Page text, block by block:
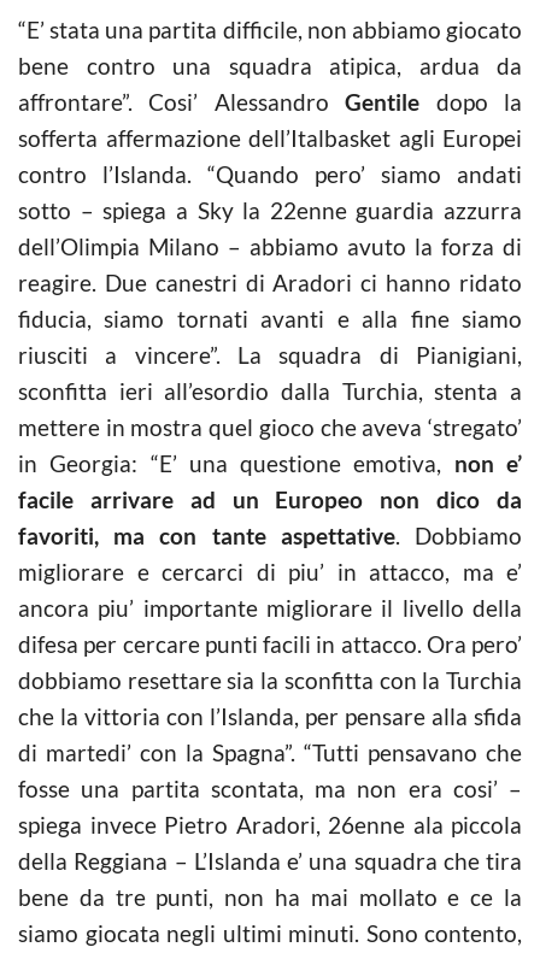
“E’ stata una partita difficile, non abbiamo giocato
bene contro una squadra atipica, ardua da
affrontare”. Cosi’ AlessandroGentile dopo la
sofferta affermazione dell’Italbasket agli Europei
contro l’Islanda. “Quando pero’ siamo andati
sotto – spiega a Sky la 22enne guardia azzurra
dell’Olimpia Milano – abbiamo avuto la forza di
reagire. Due canestri di Aradori ci hanno ridato
fiducia, siamo tornati avanti e alla fine siamo
riusciti a vincere”. La squadra di Pianigiani,
sconfitta ieri all’esordio dalla Turchia, stenta a
mettere in mostra quel gioco che aveva ‘stregato’
in Georgia: “E’ una questione emotiva, non e’
facile arrivare ad un Europeo non dico da
favoriti, ma con tante aspettative. Dobbiamo
migliorare e cercarci di piu’ in attacco, ma e’
ancora piu’ importante migliorare il livello della
difesa per cercare punti facili in attacco. Ora pero’
dobbiamo resettare sia la sconfitta con la Turchia
che la vittoria con l’Islanda, per pensare alla sfida
di martedi’ con la Spagna”. “Tutti pensavano che
fosse una partita scontata, ma non era cosi’ –
spiega invece Pietro Aradori, 26enne ala piccola
della Reggiana – L’Islanda e’ una squadra che tira
bene da tre punti, non ha mai mollato e ce la
siamo giocata negli ultimi minuti. Sono contento,